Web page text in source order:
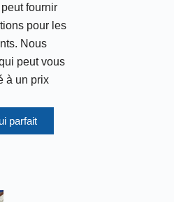
fournir
pour les
Nous
peut vous
à un prix
parfait